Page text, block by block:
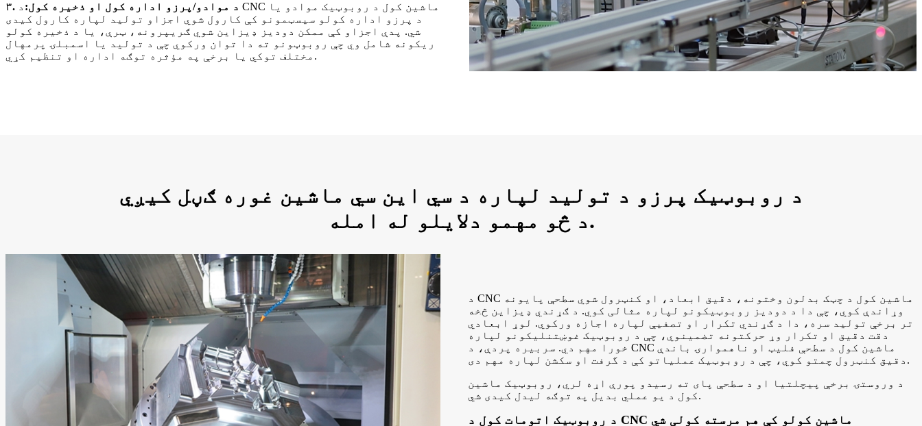
۳. د موادو/پرزو اداره کول او ذخیره کول: د CNC ماشین کول د روبوټیک موادو یا
د پرزو اداره کولو سیسټمونو کې کارول شوي اجزاو تولید لپاره کارول کیدی
شي. پدې اجزاو کې ممکن دودیز ډیزاین شوي ګریپرونه، ټرې، یا د ذخیره کولو
ریکونه شامل وي چې روبوټونو ته دا توان ورکوي چې د تولید یا اسمبلۍ پرمهال
مختلف توکي یا برخې په مؤثره توګه اداره او تنظیم کړي.
د روبوټیک پرزو د تولید لپاره د سي این سي ماشین غوره ګڼل کیږي
د څو مهمو دلایلو له امله.
د CNC ماشین کول د چټک بدلون وختونه، دقیق ابعاد، او کنټرول شوي سطحې پایونه
وړاندې کوي، چې دا د دودیز روبوټیکونو لپاره مثالی کوي. د ګړندي ډیزاین څخه
تر برخې تولید سره، دا د ګړندي تکرار او تصفیې لپاره اجازه ورکوي. لوړ ابعادي
دقت دقیق او تکرار وړ حرکتونه تضمینوي، چې د روبوټیک غوښتنلیکونو لپاره
خورا مهم دي. سربیره پردې، د CNC ماشین کول د سطحې فلیټ او ناهموارۍ باندې
دقیق کنټرول چمتو کوي، چې د روبوټیک عملیاتو کې د گرفت او سکشن لپاره مهم دی.
د وروستۍ برخې پیچلتیا او د سطحې پای ته رسیدو پورې اړه لري، روبوټیک ماشین
کول د یو عملي بدیل په توګه لیدل کیدی شي.
د روبوټیک اتومات کول د CNC ماشین کولو کې هم مرسته کولی شي